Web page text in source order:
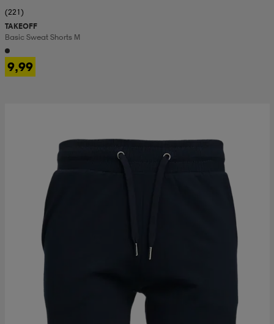
(221)
TAKEOFF
Basic Sweat Shorts M
9,99